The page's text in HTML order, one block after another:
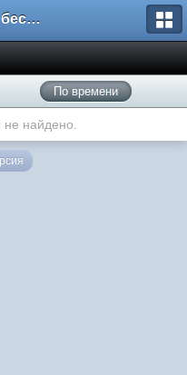
Батумская беседка
По времени
найдено.